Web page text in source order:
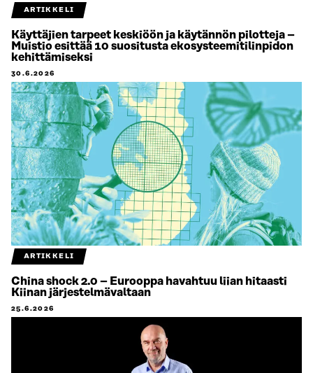
ARTIKKELI
Käyttäjien tarpeet keskiöön ja käytännön pilotteja –
Muistio esittää 10 suositusta ekosysteemitilinpidon
kehittämiseksi
30.6.2026
ARTIKKELI
China shock 2.0 – Eurooppa havahtuu liian hitaasti
Kiinan järjestelmävaltaan
25.6.2026